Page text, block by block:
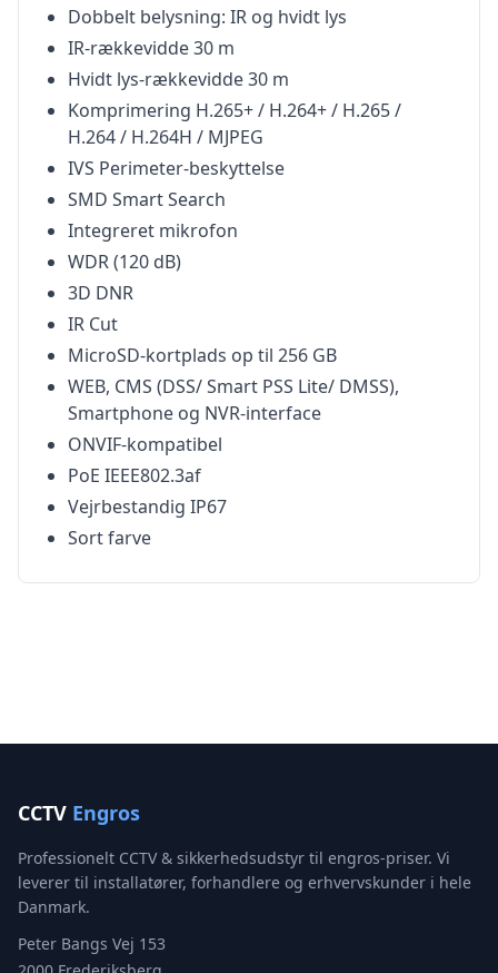
Dobbelt belysning: IR og hvidt lys
IR-rækkevidde 30 m
Hvidt lys-rækkevidde 30 m
Komprimering H.265+ / H.264+ / H.265 /
H.264 / H.264H / MJPEG
IVS Perimeter-beskyttelse
SMD Smart Search
Integreret mikrofon
WDR (120 dB)
3D DNR
IR Cut
MicroSD-kortplads op til 256 GB
WEB, CMS (DSS/ Smart PSS Lite/ DMSS),
Smartphone og NVR-interface
ONVIF-kompatibel
PoE IEEE802.3af
Vejrbestandig IP67
Sort farve
CCTV Engros
Professionelt CCTV & sikkerhedsudstyr til engros-priser. Vi
leverer til installatører, forhandlere og erhvervskunder i hele
Danmark.
Peter Bangs Vej 153